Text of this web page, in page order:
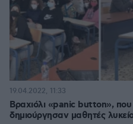
Βραχιόλι «panic button»,
δημιούργησαν μαθητές
19.04.2022, 11:33